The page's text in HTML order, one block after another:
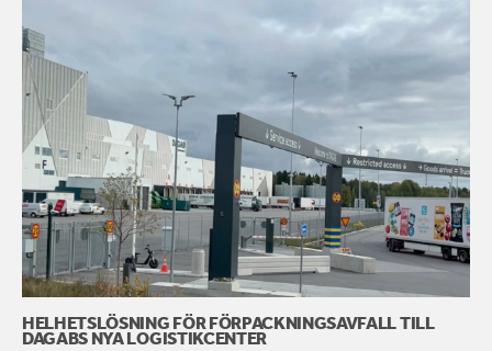
HELHETSLÖSNING FÖR FÖRPACKNINGSAVFALL TILL
DAGABS NYA LOGISTIKCENTER